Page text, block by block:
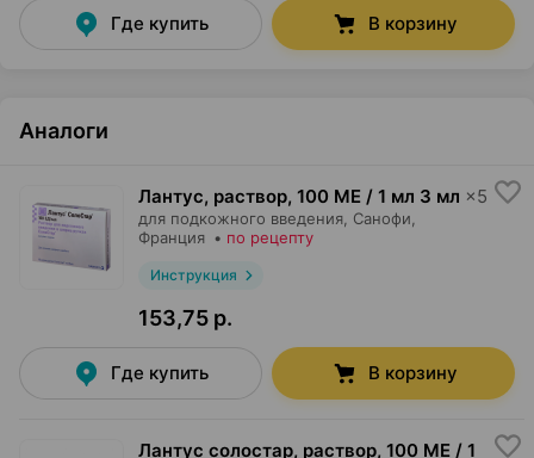
Где купить В корзину
Аналоги
Лантус, раствор, 100 МЕ / 1 мл 3 мл ×5
для подкожного введения, Санофи
Франция • по рецепту
Инструкция
153,75 р.
Где купить В корзину
Лантус солостар, раствор, 100 МЕ / 1